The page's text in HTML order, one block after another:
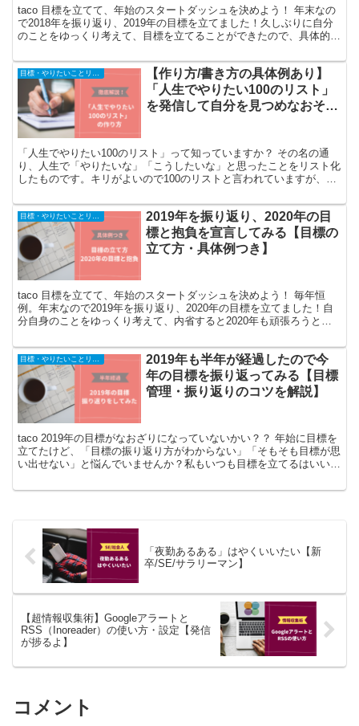
taco 目標を立てて、年始のスタートダッシュを決めよう！ 年末なの
で2018年を振り返り、2019年の目標を立てました！久しぶりに自分
のことをゆっくり考えて、目標を立てることができたので、具体的を
目標・やりたいことリスト
【作り方/書き方の具体例あり】
「人生でやりたい100のリスト」
を発信して自分を見つめなおそう
「人生でやりたい100のリスト」って知っていますか？ その名の通
り、人生で「やりたいな」「こうしたいな」と思ったことをリスト化
したものです。キリがよいので100のリストと言われていますが、
目標・やりたいことリスト
2019年を振り返り、2020年の目
標と抱負を宣言してみる【目標の
立て方・具体例つき】
taco 目標を立てて、年始のスタートダッシュを決めよう！ 毎年恒
例。年末なので2019年を振り返り、2020年の目標を立てました！自
分自身のことをゆっくり考えて、内省すると2020年も頑張ろうとい
目標・やりたいことリスト
2019年も半年が経過したので今
年の目標を振り返ってみる【目標
管理・振り返りのコツを解説】
taco 2019年の目標がなおざりになっていないかい？？ 年始に目標を
立てたけど、「目標の振り返り方がわからない」「そもそも目標が思
い出せない」と悩んでいませんか？私もいつも目標を立てるはいいも
「夜勤あるある」はやくいいたい【新
卒/SE/サラリーマン】
【超情報収集術】Googleアラートと
RSS（Inoreader）の使い方・設定【発信
が捗るよ】
コメント